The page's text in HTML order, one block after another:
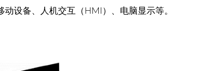
设备、人机交互（HMI）、电脑显示等。